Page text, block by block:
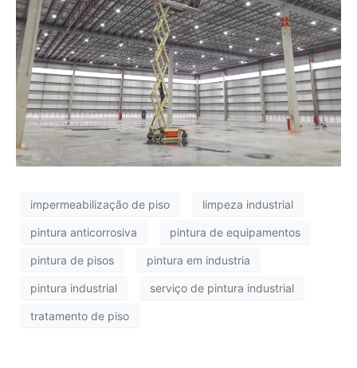
impermeabilização de piso limpeza industrial
pintura anticorrosiva pintura de equipamentos
pintura de pisos pintura em industria
pintura industrial serviço de pintura industrial
tratamento de piso